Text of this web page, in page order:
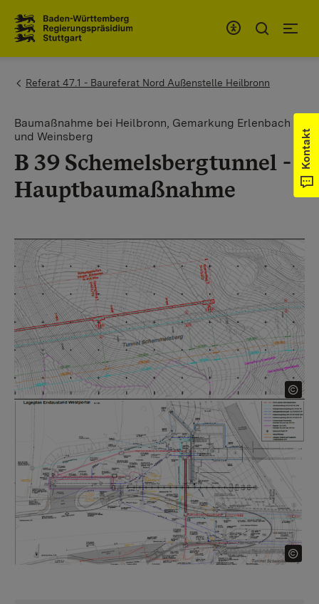
You are here:
Referat 47.1 - Baureferat Nord Außenstelle Heilbronn
Baumaßnahme bei Heilbronn, Gemarkung Erlenbach
und Weinsberg
B 39 Schemelsbergtunnel ­
Hauptbaumaßnahme
Kontakt